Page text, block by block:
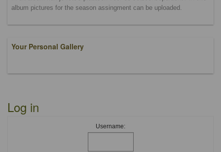
album pictures for the season assingment can be uploaded.
Your Personal Gallery
Log in
Username: